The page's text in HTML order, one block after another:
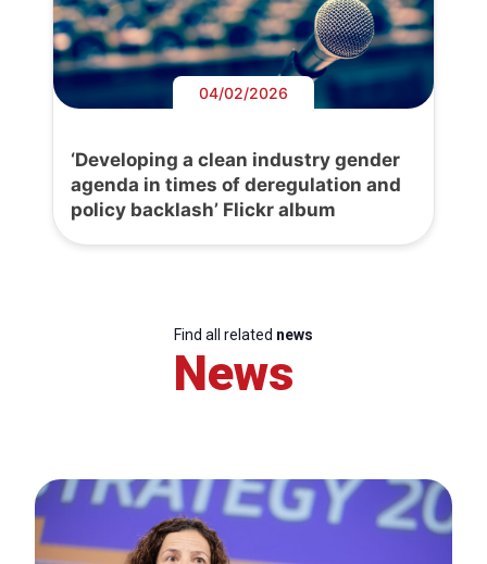
04/02/2026
‘Developing a clean industry gender
agenda in times of deregulation and
policy backlash’ Flickr album
Find all related news
News